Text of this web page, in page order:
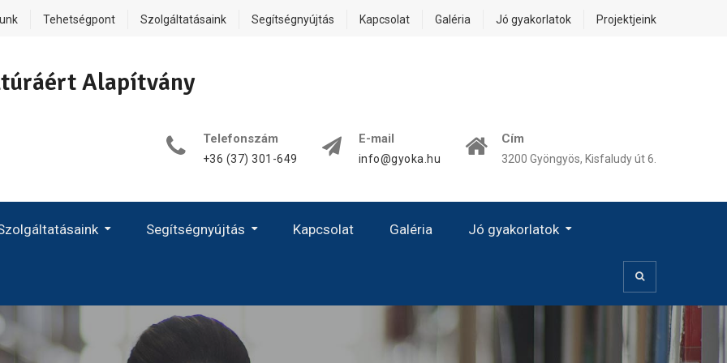
Tehetségpont Szolgáltatásaink Segítségnyújtás Kapcsolat Galéria Jó gyakorlatok Projektjeink
Alapítvány
Telefonszám
+36 (37) 301-649
E-mail
info@gyoka.hu
Cím
3200 Gyöngyös, Kisfaludy út 6.
Segítségnyújtás Kapcsolat Galéria Jó gyakorlatok